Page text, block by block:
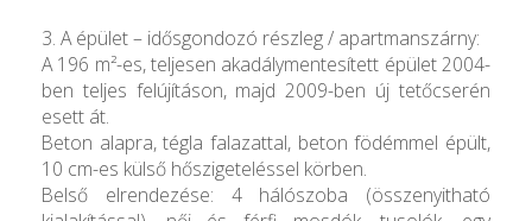
3. A épület – idősgondozó részleg / apartmanszárny:
A 196 m²-es, teljesen akadálymentesített épület 2004-
ben teljes felújításon, majd 2009-ben új tetőcserén
esett át.
Beton alapra, tégla falazattal, beton födémmel épült,
10 cm-es külső hőszigeteléssel körben.
Belső elrendezése: 4 hálószoba (összenyitható